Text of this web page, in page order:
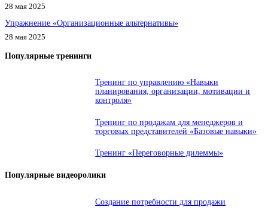
28 мая 2025
Упражнение «Организационные альтернативы»
28 мая 2025
Популярные тренинги
Тренинг по управлению «Навыки
планирования, организации, мотивации и
контроля»
Тренинг по продажам для менеджеров и
торговых представителей «Базовые навыки»
Тренинг «Переговорные дилеммы»
Популярные видеоролики
Создание потребности для продажи